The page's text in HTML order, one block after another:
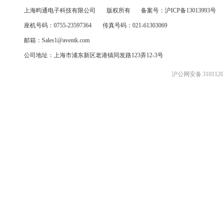
上海昀通电子科技有限公司 版权所有 备案号： 沪ICP备13013993号
座机号码：0755-23597364 传真号码：021-61303069
邮箱：Sales1@aventk.com
公司地址：上海市浦东新区老港镇同发路123弄12-3号
沪公网安备